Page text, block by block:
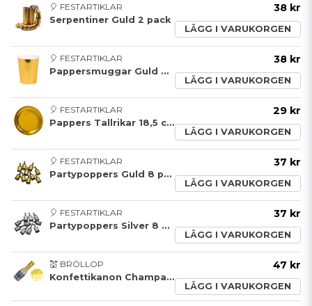
🎈 FESTARTIKLAR
Serpentiner Guld 2 pack
38 kr
LÄGG I VARUKORGEN
🎈 FESTARTIKLAR
Pappersmuggar Guld 8 pack
38 kr
LÄGG I VARUKORGEN
🎈 FESTARTIKLAR
Pappers Tallrikar 18,5 cm Guld
29 kr
LÄGG I VARUKORGEN
🎈 FESTARTIKLAR
Partypoppers Guld 8 pack
37 kr
LÄGG I VARUKORGEN
🎈 FESTARTIKLAR
Partypoppers Silver 8 pack
37 kr
LÄGG I VARUKORGEN
💒 BRÖLLOP
Konfettikanon Champagneflaska Guld
47 kr
LÄGG I VARUKORGEN